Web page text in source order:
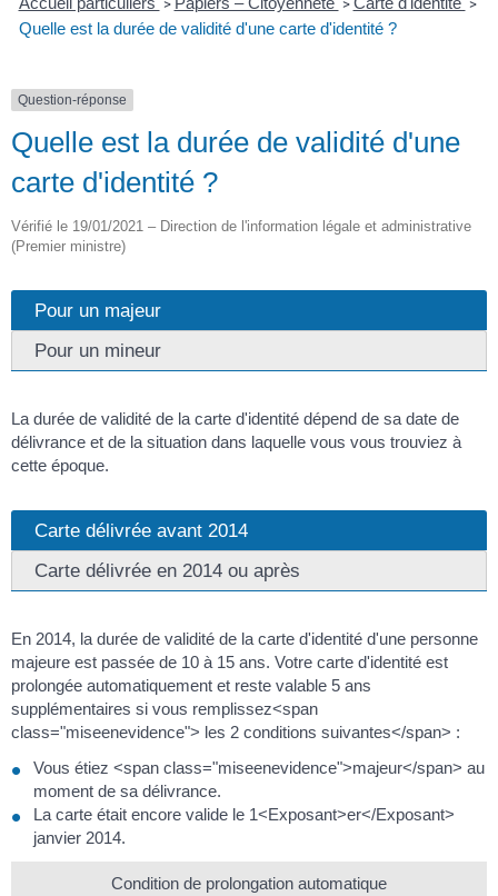
> > >
Quelle est la durée de validité d'une carte d'identité ?
Question-réponse
Quelle est la durée de validité d'une
carte d'identité ?
Vérifié le 19/01/2021 – Direction de l'information légale et administrative
(Premier ministre)
Pour un majeur
Pour un mineur
La durée de validité de la carte d'identité dépend de sa date de
délivrance et de la situation dans laquelle vous vous trouviez à
cette époque.
Carte délivrée avant 2014
Carte délivrée en 2014 ou après
En 2014, la durée de validité de la carte d'identité d'une personne
majeure est passée de 10 à 15 ans. Votre carte d'identité est
prolongée automatiquement et reste valable 5 ans
supplémentaires si vous remplissez<span
class="miseenevidence"> les 2 conditions suivantes</span> :
Vous étiez <span class="miseenevidence">majeur</span> au
moment de sa délivrance.
La carte était encore valide le 1<Exposant>er</Exposant>
janvier 2014.
Condition de prolongation automatique